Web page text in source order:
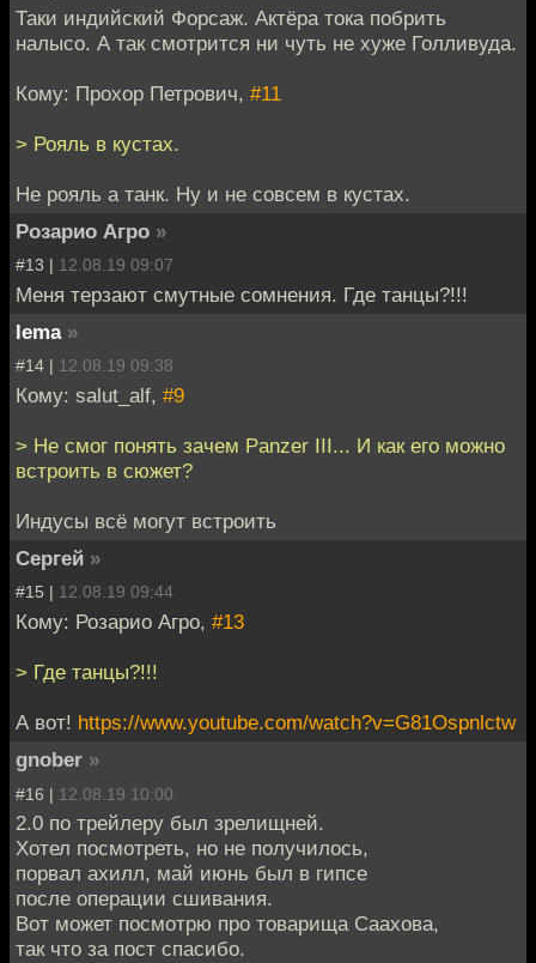
Таки индийский Форсаж. Актёра тока побрить
налысо. А так смотрится ни чуть не хуже Голливуда.
Кому: Прохор Петрович, #11
> Рояль в кустах.
Не рояль а танк. Ну и не совсем в кустах.
Розарио Агро »
#13 | 12.08.19 09:07
Меня терзают смутные сомнения. Где танцы?!!!
lema »
#14 | 12.08.19 09:38
Кому: salut_alf, #9
> Не смог понять зачем Panzer III... И как его можно
встроить в сюжет?
Индусы всё могут встроить
Cергей »
#15 | 12.08.19 09:44
Кому: Розарио Агро, #13
> Где танцы?!!!
А вот! https://www.youtube.com/watch?v=G81Ospnlctw
gnober »
#16 | 12.08.19 10:00
2.0 по трейлеру был зрелищней.
Хотел посмотреть, но не получилось,
порвал ахилл, май июнь был в гипсе
после операции сшивания.
Вот может посмотрю про товарища Саахова,
так что за пост спасибо.